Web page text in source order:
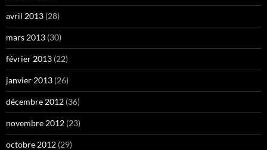
avril 2013 (28)
mars 2013 (30)
février 2013 (22)
janvier 2013 (26)
décembre 2012 (36)
novembre 2012 (23)
octobre 2012 (29)